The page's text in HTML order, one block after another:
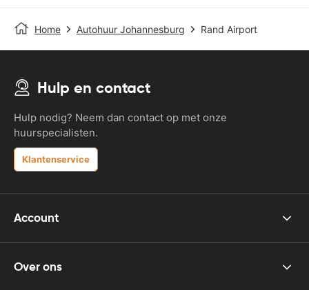
Home Autohuur Johannesburg Rand Airport
Hulp en contact
Hulp nodig? Neem dan contact op met onze
huurspecialisten.
Klantenservice
Account
Over ons